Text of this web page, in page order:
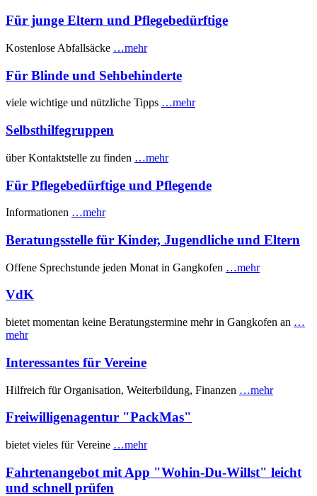
Für junge Eltern und Pflegebedürftige
Kostenlose Abfallsäcke …mehr
Für Blinde und Sehbehinderte
viele wichtige und nützliche Tipps …mehr
Selbsthilfegruppen
über Kontaktstelle zu finden …mehr
Für Pflegebedürftige und Pflegende
Informationen …mehr
Beratungsstelle für Kinder, Jugendliche und Eltern
Offene Sprechstunde jeden Monat in Gangkofen …mehr
VdK
bietet momentan keine Beratungstermine mehr in Gangkofen an …
mehr
Interessantes für Vereine
Hilfreich für Organisation, Weiterbildung, Finanzen …mehr
Freiwilligenagentur "PackMas"
bietet vieles für Vereine …mehr
Fahrtenangebot mit App "Wohin-Du-Willst" leicht
und schnell prüfen